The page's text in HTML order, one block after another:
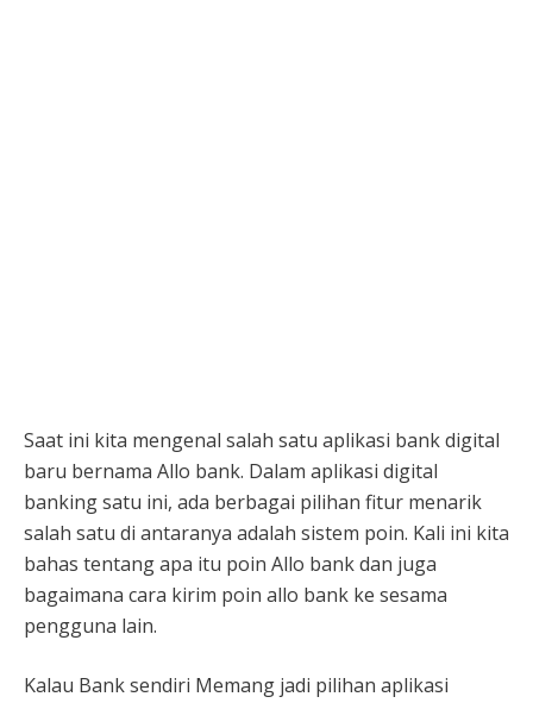
Saat ini kita mengenal salah satu aplikasi bank digital
baru bernama Allo bank. Dalam aplikasi digital
banking satu ini, ada berbagai pilihan fitur menarik
salah satu di antaranya adalah sistem poin. Kali ini kita
bahas tentang apa itu poin Allo bank dan juga
bagaimana cara kirim poin allo bank ke sesama
pengguna lain.
Kalau Bank sendiri Memang jadi pilihan aplikasi